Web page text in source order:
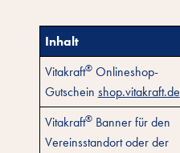
Inhalt
Vitakraft®Onlineshop-
Gutschein shop.vitakraft.de
Vitakraft®Banner für den
Vereinsstandort oder der